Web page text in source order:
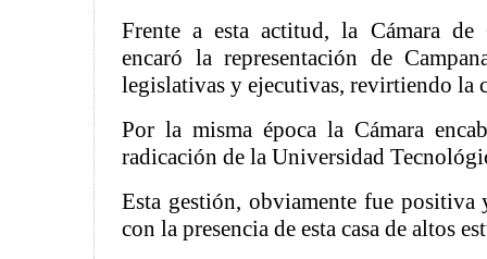
Frente a esta actitud, la Cámara de
encaró la representación de
legislativas y ejecutivas, revirtiendo la
Por la misma época la Cámara
radicación de la Universidad
Esta gestión, obviamente fue
con la presencia de esta casa de altos